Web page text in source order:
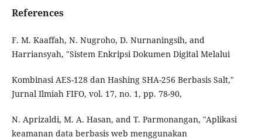
References
F. M. Kaaffah, N. Nugroho, D. Nurnaningsih, and
Harriansyah, "Sistem Enkripsi Dokumen Digital Melalui
Kombinasi AES-128 dan Hashing SHA-256 Berbasis Salt,"
Jurnal Ilmiah FIFO, vol. 17, no. 1, pp. 78-90,
N. Aprizaldi, M. A. Hasan, and T. Parmonangan, "Aplikasi
keamanan data berbasis web menggunakan